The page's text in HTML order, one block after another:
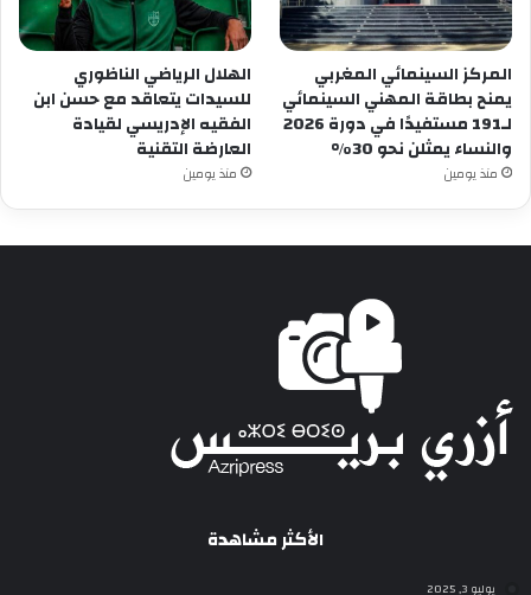
المركز السينمائي المغربي
يمنح بطاقة المهني السينمائي
لـ191 مستفيدًا في دورة 2026
والنساء يمثلن نحو 30%
منذ يومين
الهلال الرياضي الناظوري
للسيدات يتعاقد مع حسن ابن
الفقيه الإدريسي لقيادة
العارضة التقنية
منذ يومين
الأكثر مشاهدة
يوليو 3, 2025